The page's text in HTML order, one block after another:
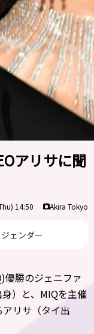
アリサに聞
14:50 Akira Tokyo
ェンダー
勝のジェニファ
）と、MIQを主催
リサ（タイ出